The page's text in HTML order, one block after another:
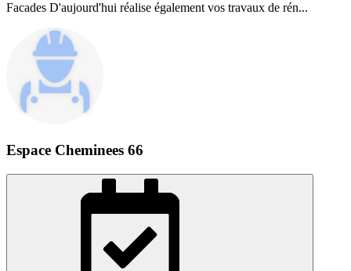
Facades D'aujourd'hui réalise également vos travaux de rén...
Espace Cheminees 66